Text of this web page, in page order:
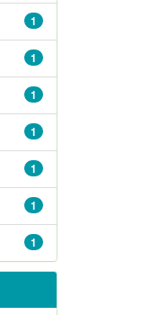
1
1
1
1
1
1
1